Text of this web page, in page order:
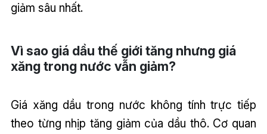
giảm sâu nhất.
Vì sao giá dầu thế giới tăng nhưng giá
xăng trong nước vẫn giảm?
Giá xăng dầu trong nước không tính trực tiếp
theo từng nhịp tăng giảm của dầu thô. Cơ quan